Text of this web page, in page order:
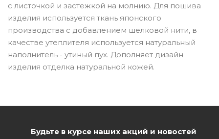
с листочкой и застежкой на молнию. Для пошива
изделия используется ткань японского
производства с добавлением шелковой нити, в
качестве утеплителя используется натуральный
наполнитель - утиный пух. Дополняет дизайн
изделия отделка натуральной кожей.
Будьте в курсе наших акций и новостей